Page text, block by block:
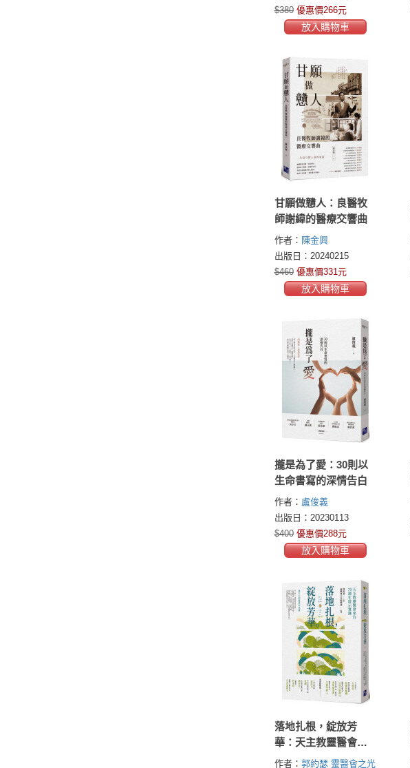
$380 優惠價266元
放入購物車
甘願做戇人：良醫牧
師謝緯的醫療交響曲
作者： 陳金興
出版日：20240215
$460 優惠價331元
放入購物車
攏是為了愛：30則以
生命書寫的深情告白
作者： 盧俊義
出版日：20230113
$400 優惠價288元
放入購物車
落地扎根，綻放芳
華：天主教靈醫會來
台70週年啟示實錄
作者： 郭約瑟 靈醫會之光